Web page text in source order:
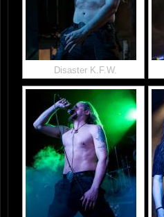
Disaster K.F.W.